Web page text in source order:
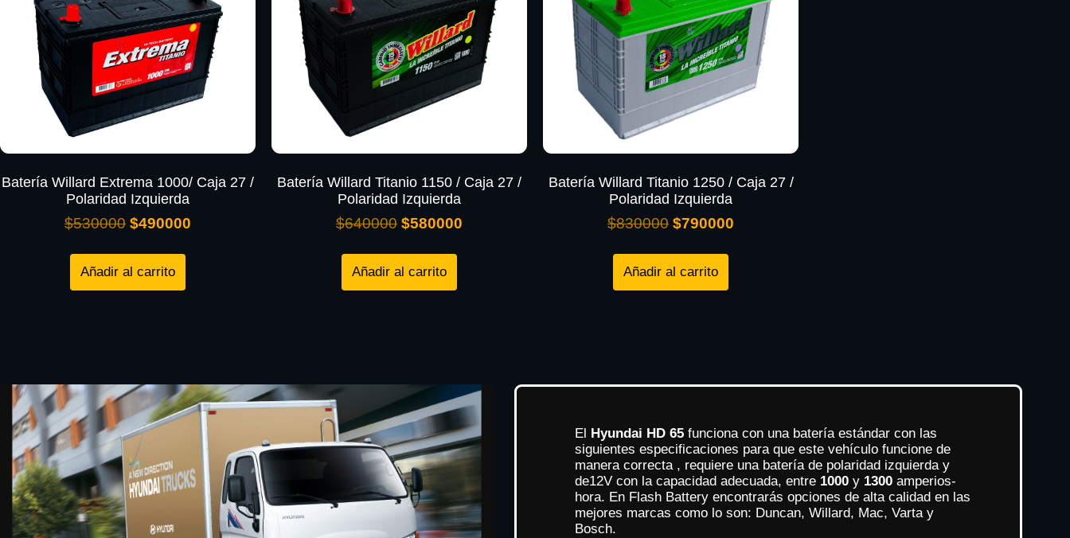
Batería Willard Extrema 1000/ Caja 27 /
Polaridad Izquierda
$530000 $490000
Añadir al carrito
Batería Willard Titanio 1150 / Caja 27 /
Polaridad Izquierda
$640000 $580000
Añadir al carrito
Batería Willard Titanio 1250 / Caja 27 /
Polaridad Izquierda
$830000 $790000
Añadir al carrito
El Hyundai HD 65funciona con una batería estándar con las
siguientes especificaciones para que este vehículo funcione de
manera correcta , requiere una batería de polaridad izquierda y
de12V con la capacidad adecuada, entre 1000y 1300amperios-
hora. En Flash Battery encontrarás opciones de alta calidad en las
mejores marcas como lo son: Duncan, Willard, Mac, Varta y
Bosch.